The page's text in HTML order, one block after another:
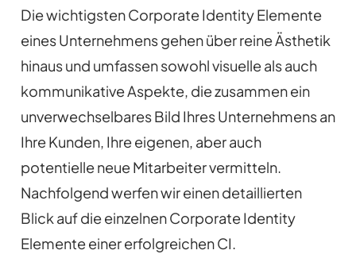
Die wichtigsten Corporate Identity Elemente
eines Unternehmens gehen über reine Ästhetik
hinaus und umfassen sowohl visuelle als auch
kommunikative Aspekte, die zusammen ein
unverwechselbares Bild Ihres Unternehmens an
Ihre Kunden, Ihre eigenen, aber auch
potentielle neue Mitarbeiter vermitteln.
Nachfolgend werfen wir einen detaillierten
Blick auf die einzelnen Corporate Identity
Elemente einer erfolgreichen CI.